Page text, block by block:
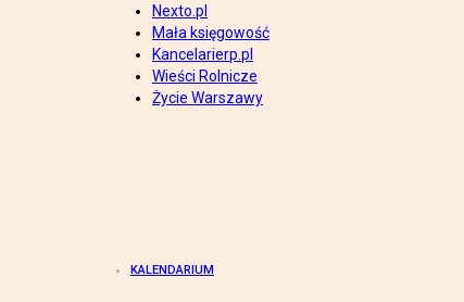
Nexto.pl
Mała księgowość
Kancelarierp.pl
Wieści Rolnicze
Życie Warszawy
KALENDARIUM